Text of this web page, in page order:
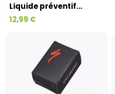
Liquide préventif...
12,99 €